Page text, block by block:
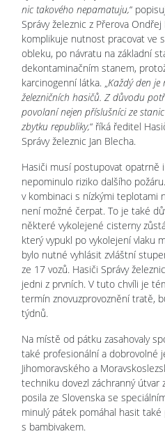
nic takového nepamatuju,“
Správy železnic z Přerova
komplikuje nutnost pracovat ve
obleku, po návratu na základní
dekontaminačním stanem,
karcinogenní látka. „Každý den
železničních hasičů. Z důvodu
povolaní nejen příslušníci ze
zbytku republiky,“ říká ředitel
Správy železnic Jan Blecha.
Hasiči musí postupovat opatrně
nepominulo riziko dalšího
v kombinaci s nízkými teplotami
není možné čerpat. To je také
některé vykolejené cisterny
který vypukl po vykolejení vlaku
bylo nutné vyhlásit zvláštní
ze 17 vozů. Hasiči Správy
jedni z prvních. V tuto chvíli je
termín znovuzprovoznění tratě,
týdnů.
Na místě od pátku zasahovaly
také profesionální a dobrovolné
Jihomoravského a
techniku dovezl záchranný útvar
posila ze Slovenska se
minulý pátek pomáhal hasit
s bambivakem.